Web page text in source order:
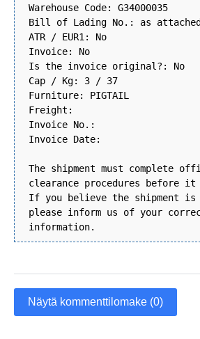
Warehouse Code: G34000035
Bill of Lading No.: as attached
ATR / EUR1: No
Invoice: No
Is the invoice original?: No
Cap / Kg: 3 / 37
Furniture: PIGTAIL
Freight:
Invoice No.:
Invoice Date:
The shipment must complete
clearance procedures before it
If you believe the shipment is
please inform us of your
information.
Näytä kommenttilomake (0)